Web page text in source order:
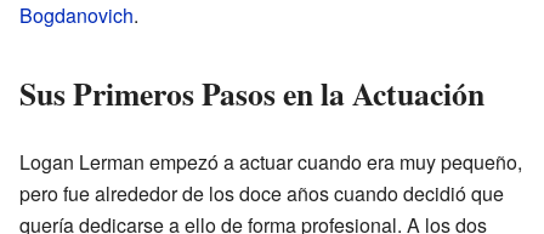
Bogdanovich.
Sus Primeros Pasos en la Actuación
Logan Lerman empezó a actuar cuando era muy pequeño,
pero fue alrededor de los doce años cuando decidió que
quería dedicarse a ello de forma profesional. A los dos